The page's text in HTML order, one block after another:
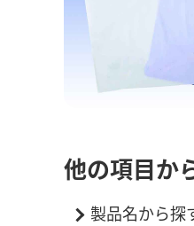
他の項目か
製品名から探